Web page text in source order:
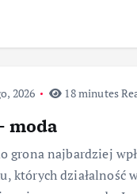
2026 18 minutes
moda
grona najbardziej
których działalność